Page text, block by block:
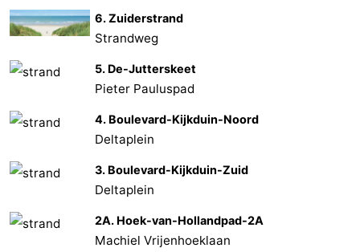
6. Zuiderstrand
Strandweg
5. De-Jutterskeet
Pieter Pauluspad
4. Boulevard-Kijkduin-Noord
Deltaplein
3. Boulevard-Kijkduin-Zuid
Deltaplein
2A. Hoek-van-Hollandpad-2A
Machiel Vrijenhoeklaan